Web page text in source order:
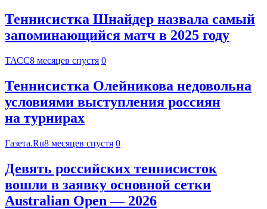
Теннисистка Шнайдер назвала самый
запоминающийся матч в 2025 году
ТАСС8 месяцев спустя 0
Теннисистка Олейникова недовольна
условиями выступления россиян
на турнирах
Газета.Ru8 месяцев спустя 0
Девять российских теннисисток
вошли в заявку основной сетки
Australian Open — 2026